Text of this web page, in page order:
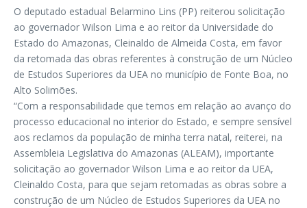
O deputado estadual Belarmino Lins (PP) reiterou solicitação
ao governador Wilson Lima e ao reitor da Universidade do
Estado do Amazonas, Cleinaldo de Almeida Costa, em favor
da retomada das obras referentes à construção de um Núcleo
de Estudos Superiores da UEA no município de Fonte Boa, no
Alto Solimões.
“Com a responsabilidade que temos em relação ao avanço do
processo educacional no interior do Estado, e sempre sensível
aos reclamos da população de minha terra natal, reiterei, na
Assembleia Legislativa do Amazonas (ALEAM), importante
solicitação ao governador Wilson Lima e ao reitor da UEA,
Cleinaldo Costa, para que sejam retomadas as obras sobre a
construção de um Núcleo de Estudos Superiores da UEA no